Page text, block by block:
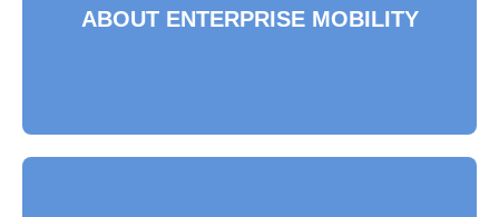
ABOUT ENTERPRISE MOBILITY